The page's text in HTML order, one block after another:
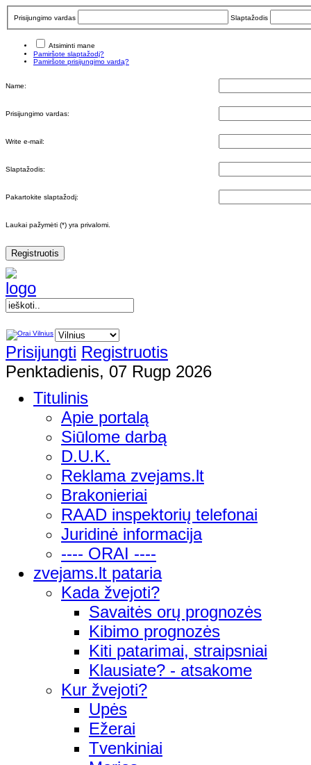
Prisijungimo vardas Slaptažodis
Atsiminti mane
Pamiršote slaptažodį?
Pamiršote prisijungimo vardą?
Name:
Prisijungimo vardas:
Write e-mail:
Slaptažodis:
Pakartokite slaptažodį:
Laukai pažymėti (*) yra privalomi.
Registruotis
Prisijungti Registruotis
Penktadienis, 07 Rugp 2026
Titulinis
Apie portalą
Siūlome darbą
D.U.K.
Reklama zvejams.lt
Brakonieriai
RAAD inspektorių telefonai
Juridinė informacija
---- ORAI ----
zvejams.lt pataria
Kada žvejoti?
Savaitės orų prognozės
Kibimo prognozės
Kiti patarimai, straipsniai
Klausiate? - atsakome
Kur žvejoti?
Upės
Ežerai
Tvenkiniai